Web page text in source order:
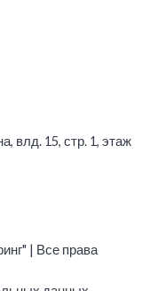
влд. 15, стр. 1, этаж
| Все права